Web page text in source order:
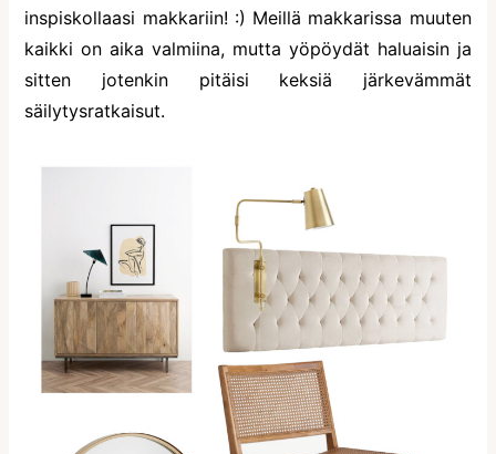
inspiskollaasi makkariin! :) Meillä makkarissa muuten
kaikki on aika valmiina, mutta yöpöydät haluaisin ja
sitten jotenkin pitäisi keksiä järkevämmät
säilytysratkaisut.